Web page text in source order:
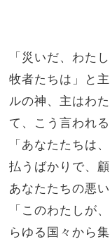
「災いだ、わた
牧者たちは」と
ルの神、主はわ
て、こう言われる
「あなたたちは
払うばかりで、
あなたたちの悪
「このわたしが
らゆる国々から